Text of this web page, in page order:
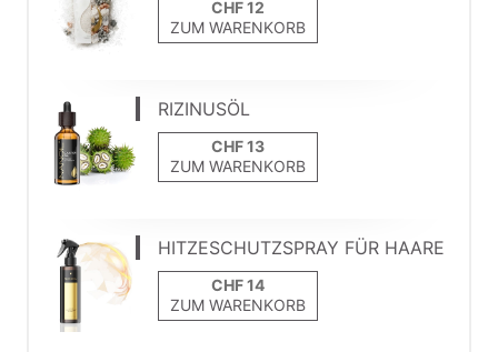
ZUM WARENKORB
RIZINUSÖL
ZUM WARENKORB
HITZESCHUTZSPRAY FÜR HAARE
ZUM WARENKORB